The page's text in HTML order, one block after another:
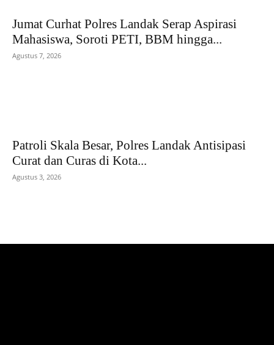
Jumat Curhat Polres Landak Serap Aspirasi
Mahasiswa, Soroti PETI, BBM hingga...
Agustus 7, 2026
Patroli Skala Besar, Polres Landak Antisipasi
Curat dan Curas di Kota...
Agustus 3, 2026